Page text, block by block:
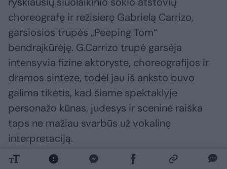
choreografę ir režisierę Gabrielą Carrizo,
garsiosios trupės „Peeping Tom“
bendraįkūrėję. G.Carrizo trupė garsėja
intensyvia fizine aktoryste, choreografijos ir
dramos sinteze, todėl jau iš anksto buvo
galima tikėtis, kad šiame spektaklyje
personažo kūnas, judesys ir sceninė raiška
taps ne mažiau svarbūs už vokalinę
interpretaciją.